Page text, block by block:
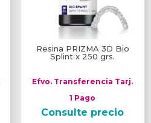
Resina PRIZMA 3D Bio
Splint x 250 grs.
Efvo. Transferencia Tarj.
1 Pago
Consulte precio